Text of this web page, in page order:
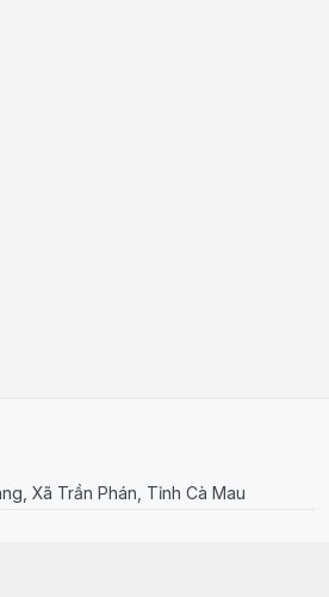
Xã Trần Phán, Tỉnh Cà Mau